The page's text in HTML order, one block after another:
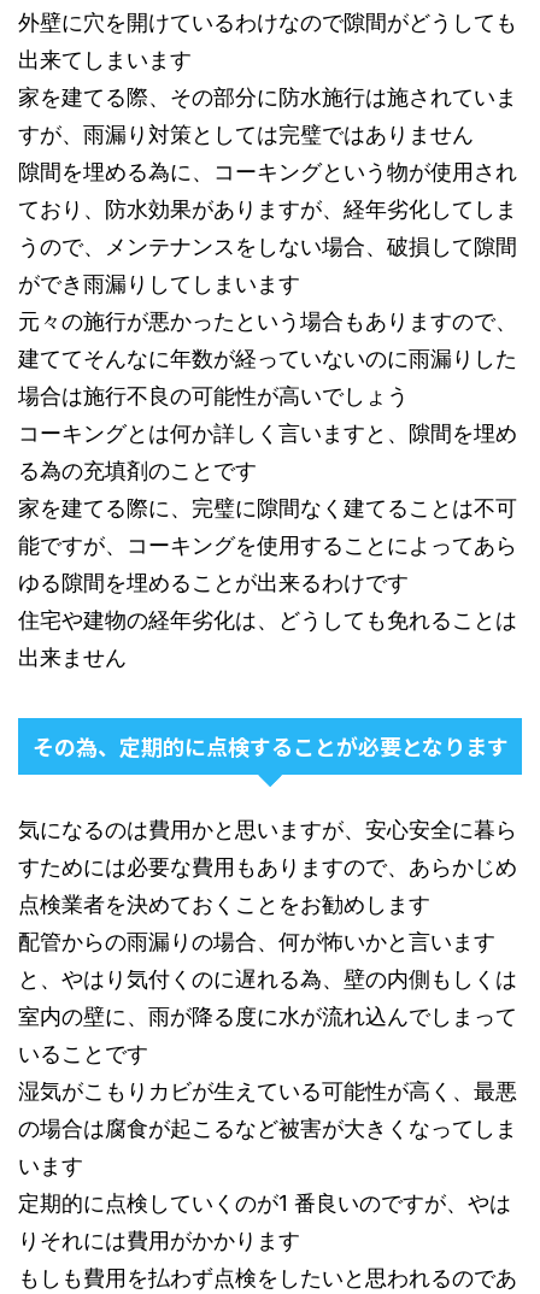
外壁に穴を開けているわけなので隙間がどうしても
出来てしまいます
家を建てる際、その部分に防水施行は施されていま
すが、雨漏り対策としては完璧ではありません
隙間を埋める為に、コーキングという物が使用され
ており、防水効果がありますが、経年劣化してしま
うので、メンテナンスをしない場合、破損して隙間
ができ雨漏りしてしまいます
元々の施行が悪かったという場合もありますので、
建ててそんなに年数が経っていないのに雨漏りした
場合は施行不良の可能性が高いでしょう
コーキングとは何か詳しく言いますと、隙間を埋め
る為の充填剤のことです
家を建てる際に、完璧に隙間なく建てることは不可
能ですが、コーキングを使用することによってあら
ゆる隙間を埋めることが出来るわけです
住宅や建物の経年劣化は、どうしても免れることは
出来ません
その為、定期的に点検することが必要となります
気になるのは費用かと思いますが、安心安全に暮ら
すためには必要な費用もありますので、あらかじめ
点検業者を決めておくことをお勧めします
配管からの雨漏りの場合、何が怖いかと言います
と、やはり気付くのに遅れる為、壁の内側もしくは
室内の壁に、雨が降る度に水が流れ込んでしまって
いることです
湿気がこもりカビが生えている可能性が高く、最悪
の場合は腐食が起こるなど被害が大きくなってしま
います
定期的に点検していくのが1 番良いのですが、やは
りそれには費用がかかります
もしも費用を払わず点検をしたいと思われるのであ